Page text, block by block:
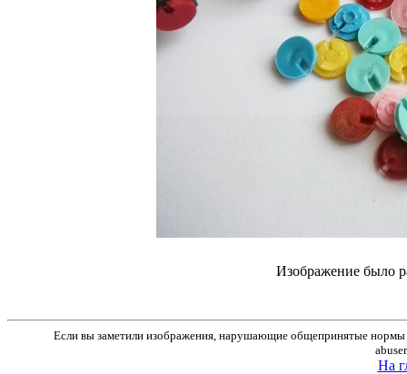
Изображение было
Если вы заметили изображения, нарушающие общепринятые нормы
На